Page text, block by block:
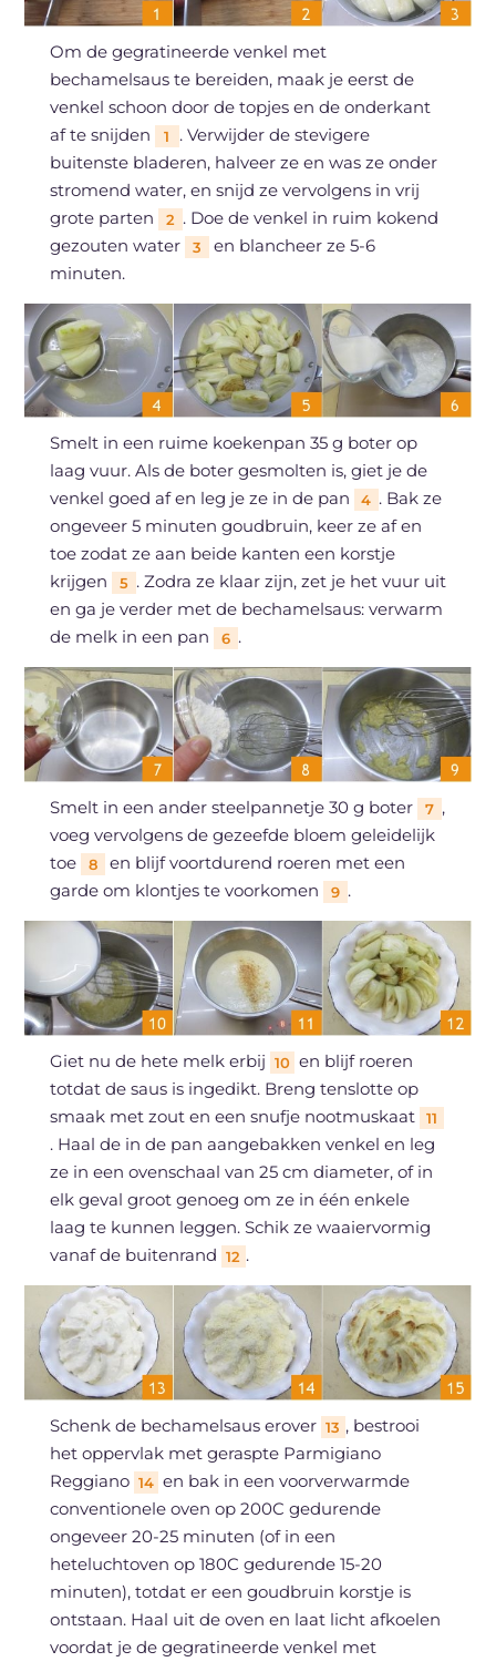
Om de gegratineerde venkel met
bechamelsaus te bereiden, maak je eerst de
venkel schoon door de topjes en de onderkant
af te snijden
1
. Verwijder de stevigere
buitenste bladeren, halveer ze en was ze onder
stromend water, en snijd ze vervolgens in vrij
grote parten
2 . Doe de venkel in ruim kokend
gezouten water
3
en blancheer ze 5-6
minuten.
Smelt in een ruime koekenpan 35 g boter op
laag vuur. Als de boter gesmolten is, giet je de
venkel goed af en leg je ze in de pan
4 . Bak ze
ongeveer 5 minuten goudbruin, keer ze af en
toe zodat ze aan beide kanten een korstje
krijgen
5 . Zodra ze klaar zijn, zet je het vuur uit
en ga je verder met de bechamelsaus: verwarm
de melk in een pan
6 .
Smelt in een ander steelpannetje 30 g boter 7 ,
voeg vervolgens de gezeefde bloem geleidelijk
toe
8
en blijf voortdurend roeren met een
garde om klontjes te voorkomen
9 .
Giet nu de hete melk erbij 10 en blijf roeren
totdat de saus is ingedikt. Breng tenslotte op
smaak met zout en een snufje nootmuskaat
11
. Haal de in de pan aangebakken venkel en leg
ze in een ovenschaal van 25 cm diameter, of in
elk geval groot genoeg om ze in één enkele
laag te kunnen leggen. Schik ze waaiervormig
vanaf de buitenrand 12 .
Schenk de bechamelsaus erover 13 , bestrooi
het oppervlak met geraspte Parmigiano
Reggiano 14 en bak in een voorverwarmde
conventionele oven op 200C gedurende
ongeveer 20-25 minuten (of in een
heteluchtoven op 180C gedurende 15-20
minuten), totdat er een goudbruin korstje is
ontstaan. Haal uit de oven en laat licht afkoelen
voordat je de gegratineerde venkel met